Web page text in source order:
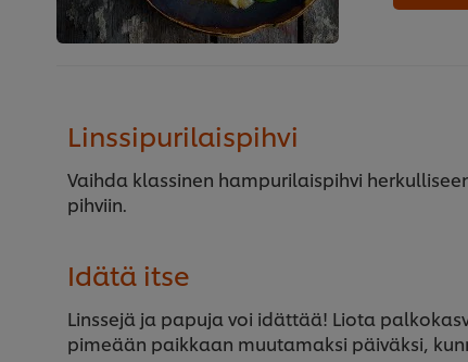
Linssipurilaispihvi
Vaihda klassinen hampurilaispihvi
pihviin.
Idätä itse
Linssejä ja papuja voi idättää! Liota
pimeään paikkaan muutamaksi päiväksi,